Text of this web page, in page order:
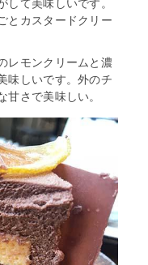
して美味しいです。
とカスタードクリー
レモンクリームと濃
味しいです。外のチ
甘さで美味しい。